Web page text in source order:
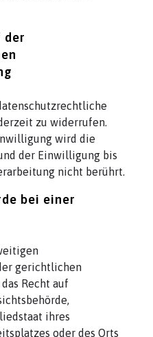
der
zu widerrufen.
wird die
der Einwilligung bis
nicht berührt.
bei einer
gerichtlichen
Recht auf
ihres
oder des Orts